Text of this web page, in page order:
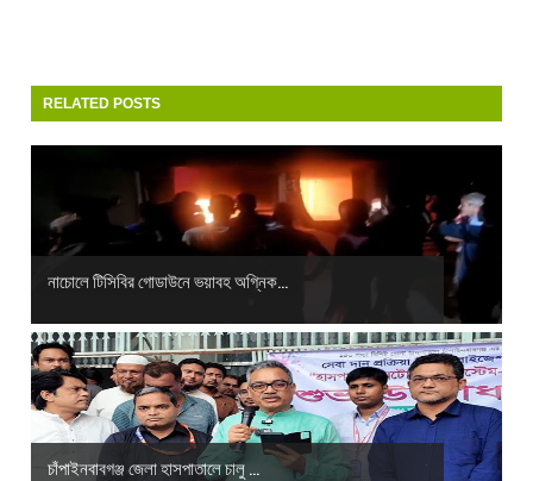
RELATED POSTS
নাচোলে টিসিবির গোডাউনে ভয়াবহ অগ্নিক...
চাঁপাইনবাবগঞ্জ জেলা হাসপাতালে চালু ...